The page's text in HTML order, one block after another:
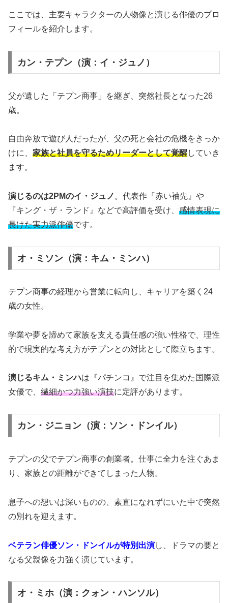
ここでは、主要キャラクターの人物像と演じる俳優のプロ
フィールを紹介します。
カン・テプン（演：イ・ジュノ）
父が遺した「テプン商事」を継ぎ、突然社長となった26
歳。
自由奔放で遊び人だったが、父の死と会社の危機をきっか
けに、 家族と社員を守るためリーダーとして覚醒していき
ます。
演じるのは2PMのイ・ジュノ 。代表作『赤い袖先』や
『キング・ザ・ランド』などで高評価を受け、 感情表現に
長けた実力派俳優です。
オ・ミソン（演：キム・ミンハ）
テプン商事の経理から営業に転向し、キャリアを築く24
歳の女性。
学業や夢を諦めて家族を支える責任感の強い性格で、理性
的で現実的な考え方がテプンとの対比として際立ちます。
演じるキム・ミンハは『パチンコ』で注目を集めた国際派
女優で、 繊細かつ力強い演技に定評があります。
カン・ジニョン（演：ソン・ドンイル）
テプンの父でテプン商事の創業者。仕事に全力を注ぐあま
り、家族との距離ができてしまった人物。
息子への想いは深いものの、素直になれずにいた中で突然
の別れを迎えます。
ベテラン俳優ソン・ドンイルが特別出演し、ドラマの要と
なる父親像を力強く演じています。
オ・ミホ（演：クォン・ハンソル）